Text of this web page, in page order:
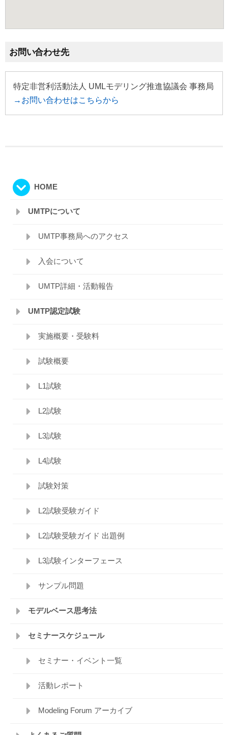
お問い合わせ先
特定非営利活動法人 UMLモデリング推進協議会 事務局
→お問い合わせはこちらから
HOME
UMTPについて
UMTP事務局へのアクセス
入会について
UMTP詳細・活動報告
UMTP認定試験
実施概要・受験料
試験概要
L1試験
L2試験
L3試験
L4試験
試験対策
L2試験受験ガイド
L2試験受験ガイド 出題例
L3試験インターフェース
サンプル問題
モデルベース思考法
セミナースケジュール
セミナー・イベント一覧
活動レポート
Modeling Forum アーカイブ